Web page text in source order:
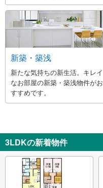
新築・築浅
新たな気持ちの新生活。キレイ
なお部屋の新築・築浅物件がお
すすめです。
3LDKの新着物件